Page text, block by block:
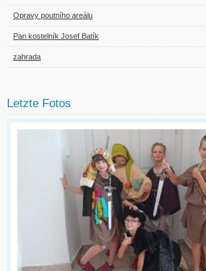
Opravy poutního areálu
Pan kostelník Josef Batík
zahrada
Letzte Fotos